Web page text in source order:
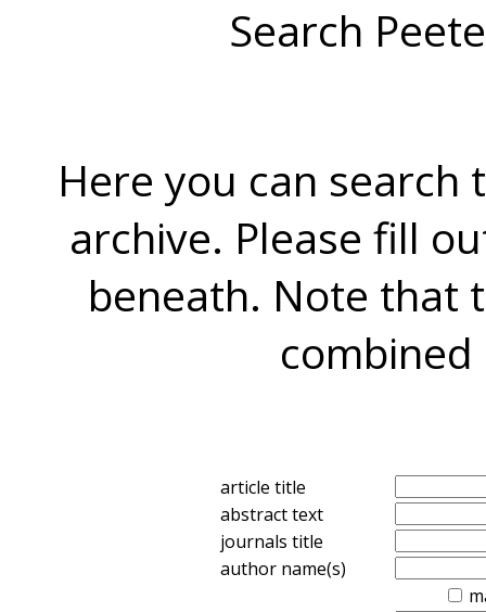
Search
Here you can search
archive. Please fill
beneath. Note that
combined
article title
abstract text
journals title
author name(s)